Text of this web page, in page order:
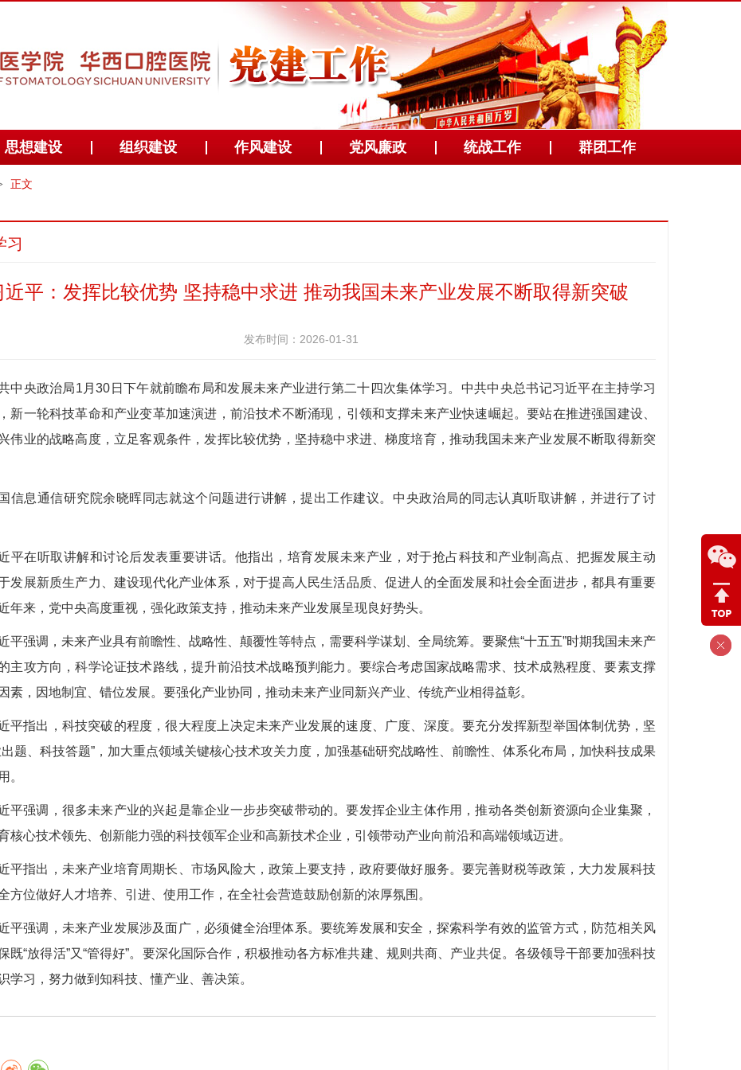
思想建设 组织建设 作风建设 党风廉政 统战工作 群团工作
正文
习
近平：发挥比较优势 坚持稳中求进 推动我国未来产业发展不断取得新突破
发布时间：2026-01-31
中央政治局1月30日下午就前瞻布局和发展未来产业进行第二十四次集体学习。中共中央总书记习近平在主持学习
新一轮科技革命和产业变革加速演进，前沿技术不断涌现，引领和支撑未来产业快速崛起。要站在推进强国建设、
伟业的战略高度，立足客观条件，发挥比较优势，坚持稳中求进、梯度培育，推动我国未来产业发展不断取得新突
信息通信研究院余晓晖同志就这个问题进行讲解，提出工作建议。中央政治局的同志认真听取讲解，并进行了讨
平在听取讲解和讨论后发表重要讲话。他指出，培育发展未来产业，对于抢占科技和产业制高点、把握发展主动
发展新质生产力、建设现代化产业体系，对于提高人民生活品质、促进人的全面发展和社会全面进步，都具有重要
年来，党中央高度重视，强化政策支持，推动未来产业发展呈现良好势头。
平强调，未来产业具有前瞻性、战略性、颠覆性等特点，需要科学谋划、全局统筹。要聚焦“十五五”时期我国未来产
主攻方向，科学论证技术路线，提升前沿技术战略预判能力。要综合考虑国家战略需求、技术成熟程度、要素支撑
素，因地制宜、错位发展。要强化产业协同，推动未来产业同新兴产业、传统产业相得益彰。
平指出，科技突破的程度，很大程度上决定未来产业发展的速度、广度、深度。要充分发挥新型举国体制优势，坚
出题、科技答题”，加大重点领域关键核心技术攻关力度，加强基础研究战略性、前瞻性、体系化布局，加快科技成果
。
平强调，很多未来产业的兴起是靠企业一步步突破带动的。要发挥企业主体作用，推动各类创新资源向企业集聚，
核心技术领先、创新能力强的科技领军企业和高新技术企业，引领带动产业向前沿和高端领域迈进。
平指出，未来产业培育周期长、市场风险大，政策上要支持，政府要做好服务。要完善财税等政策，大力发展科技
方位做好人才培养、引进、使用工作，在全社会营造鼓励创新的浓厚氛围。
平强调，未来产业发展涉及面广，必须健全治理体系。要统筹发展和安全，探索科学有效的监管方式，防范相关风
既“放得活”又“管得好”。要深化国际合作，积极推动各方标准共建、规则共商、产业共促。各级领导干部要加强科技
学习，努力做到知科技、懂产业、善决策。